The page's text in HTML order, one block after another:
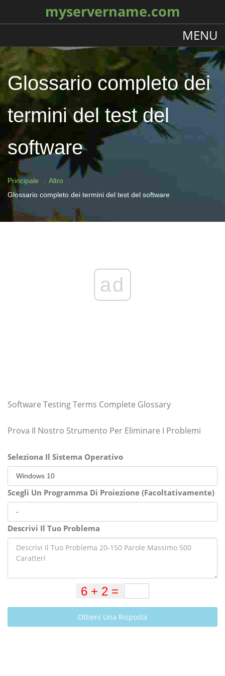
myservername.com
MENU
Glossario completo dei
termini del test del
software
Principale
Altro
Glossario completo dei termini del test del software
ad
Software Testing Terms Complete Glossary
Prova Il Nostro Strumento Per Eliminare I Problemi
Seleziona Il Sistema Operativo
Scegli Un Programma Di Proiezione (Facoltativamente)
Descrivi Il Tuo Problema
Ottieni Una Risposta